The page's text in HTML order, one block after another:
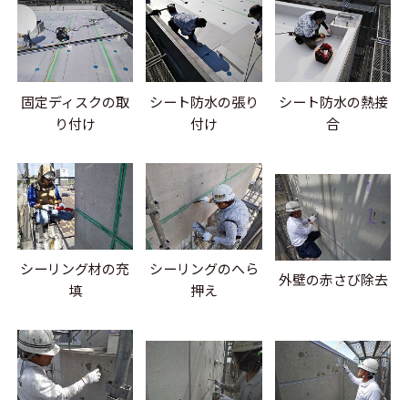
固定ディスクの取
り付け
シート防水の張り
付け
シート防水の熱接
合
シーリング材の充
填
シーリングのへら
押え
外壁の赤さび除去